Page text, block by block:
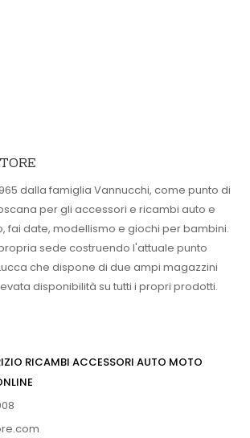
dalla famiglia Vannucchi, come punto di
per gli accessori e ricambi auto e
fai date, modellismo e giochi per bambini.
sede costruendo l'attuale punto
che dispone di due ampi magazzini
disponibilità su tutti i propri prodotti.
RICAMBI ACCESSORI AUTO MOTO